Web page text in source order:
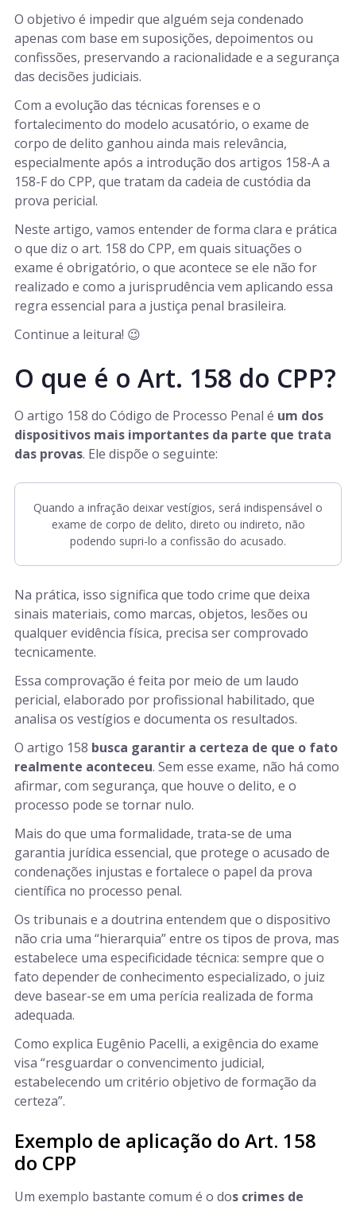
O objetivo é impedir que alguém seja condenado
apenas com base em suposições, depoimentos ou
confissões, preservando a racionalidade e a segurança
das decisões judiciais.
Com a evolução das técnicas forenses e o
fortalecimento do modelo acusatório, o exame de
corpo de delito ganhou ainda mais relevância,
especialmente após a introdução dos artigos 158-A a
158-F do CPP, que tratam da cadeia de custódia da
prova pericial.
Neste artigo, vamos entender de forma clara e prática
o que diz o art. 158 do CPP, em quais situações o
exame é obrigatório, o que acontece se ele não for
realizado e como a jurisprudência vem aplicando essa
regra essencial para a justiça penal brasileira.
Continue a leitura! 😉
O que é o Art. 158 do CPP?
O artigo 158 do Código de Processo Penal é um dos
dispositivos mais importantes da parte que trata
das provas. Ele dispõe o seguinte:
Quando a infração deixar vestígios, será indispensável o
exame de corpo de delito, direto ou indireto, não
podendo supri-lo a confissão do acusado.
Na prática, isso significa que todo crime que deixa
sinais materiais, como marcas, objetos, lesões ou
qualquer evidência física, precisa ser comprovado
tecnicamente.
Essa comprovação é feita por meio de um laudo
pericial, elaborado por profissional habilitado, que
analisa os vestígios e documenta os resultados.
O artigo 158 busca garantir a certeza de que o fato
realmente aconteceu. Sem esse exame, não há como
afirmar, com segurança, que houve o delito, e o
processo pode se tornar nulo.
Mais do que uma formalidade, trata-se de uma
garantia jurídica essencial, que protege o acusado de
condenações injustas e fortalece o papel da prova
científica no processo penal.
Os tribunais e a doutrina entendem que o dispositivo
não cria uma “hierarquia” entre os tipos de prova, mas
estabelece uma especificidade técnica: sempre que o
fato depender de conhecimento especializado, o juiz
deve basear-se em uma perícia realizada de forma
adequada.
Como explica Eugênio Pacelli, a exigência do exame
visa “resguardar o convencimento judicial,
estabelecendo um critério objetivo de formação da
certeza”.
Exemplo de aplicação do Art. 158
do CPP
Um exemplo bastante comum é o dos crimes de